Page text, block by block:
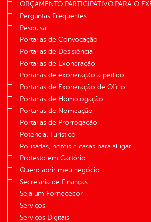
ORÇAMENTO PARTICIPATIVO PARA O
Perguntas Frequentes
Pesquisa
Portarias de Convocação
Portarias de Desistência
Portarias de Exoneração
Portarias de exoneração a pedido
Portarias de Exoneração de Ofício
Portarias de Homologação
Portarias de Nomeação
Portarias de Prorrogação
Potencial Turístico
Pousadas, hotéis e casas para alugar
Protesto em Cartório
Quero abrir meu negócio
Secretaria de Finanças
Seja um Fornecedor
Serviços
Serviços Digitais